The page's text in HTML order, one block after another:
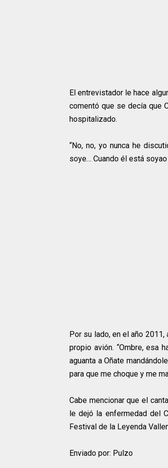
El entrevistador le hace
comentó que se decía que
hospitalizado.
“No, no, yo nunca he
soye… Cuando él está
Por su lado, en el año 2011,
propio avión. “Ombre, esa
aguanta a Oñate
para que me choque y me
Cabe mencionar que el
le dejó la enfermedad del
Festival de la Leyenda
Enviado por: Pulzo